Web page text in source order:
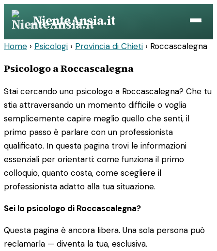
Vai
contenuto
NienteAnsia.it
Home › Psicologi › Provincia di Chieti › Roccascalegna
Psicologo a Roccascalegna
Stai cercando uno psicologo a Roccascalegna? Che tu
stia attraversando un momento difficile o voglia
semplicemente capire meglio quello che senti, il
primo passo è parlare con un professionista
qualificato. In questa pagina trovi le informazioni
essenziali per orientarti: come funziona il primo
colloquio, quanto costa, come scegliere il
professionista adatto alla tua situazione.
Sei lo psicologo di Roccascalegna?
Questa pagina è ancora libera. Una sola persona può
reclamarla — diventa la tua, esclusiva.